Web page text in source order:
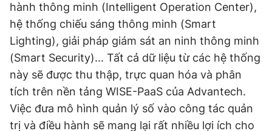
hành thông minh (Intelligent Operation Center),
hệ thống chiếu sáng thông minh (Smart
Lighting), giải pháp giám sát an ninh thông minh
(Smart Security)... Tất cả dữ liệu từ các hệ thống
này sẽ được thu thập, trực quan hóa và phân
tích trên nền tảng WISE-PaaS của Advantech.
Việc đưa mô hình quản lý số vào công tác quản
trị và điều hành sẽ mang lại rất nhiều lợi ích cho